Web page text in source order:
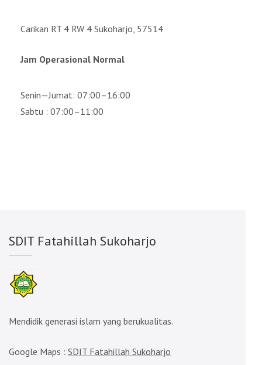
Carikan RT 4 RW 4 Sukoharjo, 57514
Jam Operasional Normal
Senin—Jumat: 07:00–16:00
Sabtu : 07:00–11:00
SDIT Fatahillah Sukoharjo
Mendidik generasi islam yang berukualitas.
Google Maps : SDIT Fatahillah Sukoharjo